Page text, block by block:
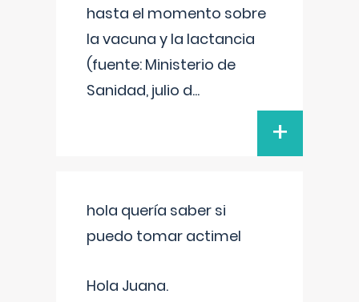
hasta el momento sobre
la vacuna y la lactancia
(fuente: Ministerio de
Sanidad, julio d...
+
hola quería saber si
puedo tomar actimel
Hola Juana.